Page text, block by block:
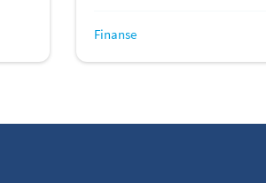
Finanse